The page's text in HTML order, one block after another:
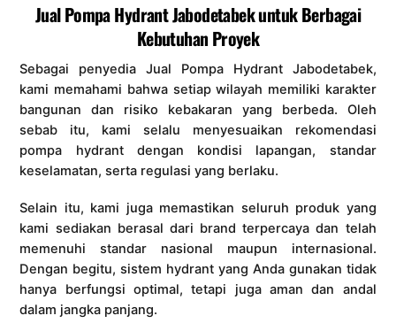
Jual Pompa Hydrant Jabodetabek untuk Berbagai
Kebutuhan Proyek
Sebagai penyedia Jual Pompa Hydrant Jabodetabek,
kami memahami bahwa setiap wilayah memiliki karakter
bangunan dan risiko kebakaran yang berbeda. Oleh
sebab itu, kami selalu menyesuaikan rekomendasi
pompa hydrant dengan kondisi lapangan, standar
keselamatan, serta regulasi yang berlaku.
Selain itu, kami juga memastikan seluruh produk yang
kami sediakan berasal dari brand terpercaya dan telah
memenuhi standar nasional maupun internasional.
Dengan begitu, sistem hydrant yang Anda gunakan tidak
hanya berfungsi optimal, tetapi juga aman dan andal
dalam jangka panjang.